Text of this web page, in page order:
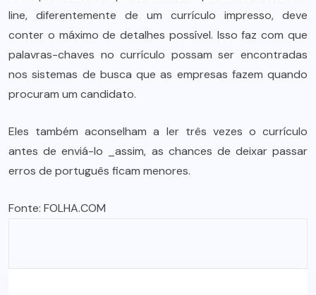
line, diferentemente de um currículo impresso, deve
conter o máximo de detalhes possível. Isso faz com que
palavras-chaves no currículo possam ser encontradas
nos sistemas de busca que as empresas fazem quando
procuram um candidato.
Eles também aconselham a ler três vezes o currículo
antes de enviá-lo _assim, as chances de deixar passar
erros de português ficam menores.
Fonte: FOLHA.COM